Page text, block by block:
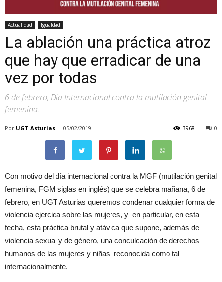
Actualidad Igualdad
La ablación una práctica atroz
que hay que erradicar de una
vez por todas
6 de febrero, Día Internacional contra la mutilación genital
femenina.
Por UGT Asturias - 05/02/2019 0
3968
Con motivo del día internacional contra la MGF (mutilación genital
femenina, FGM siglas en inglés) que se celebra mañana, 6 de
febrero, en UGT Asturias queremos condenar cualquier forma de
violencia ejercida sobre las mujeres, y en particular, en esta
fecha, esta práctica brutal y atávica que supone, además de
violencia sexual y de género, una conculcación de derechos
humanos de las mujeres y niñas, reconocida como tal
internacionalmente.